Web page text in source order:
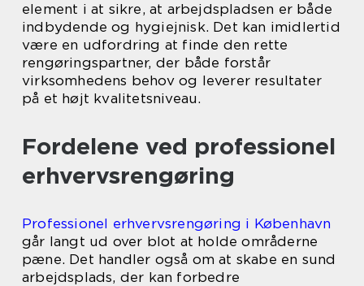
element i at sikre, at arbejdspladsen er både
indbydende og hygiejnisk. Det kan imidlertid
være en udfordring at finde den rette
rengøringspartner, der både forstår
virksomhedens behov og leverer resultater
på et højt kvalitetsniveau.
Fordelene ved professionel
erhvervsrengøring
Professionel erhvervsrengøring i København
går langt ud over blot at holde områderne
pæne. Det handler også om at skabe en sund
arbejdsplads, der kan forbedre